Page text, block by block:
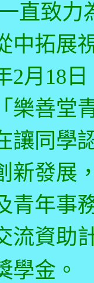
直致力
中拓展
2月18
樂善堂
讓同學
新發展
青年事
流資助
學金。